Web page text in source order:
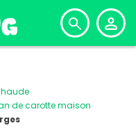
de carotte maison